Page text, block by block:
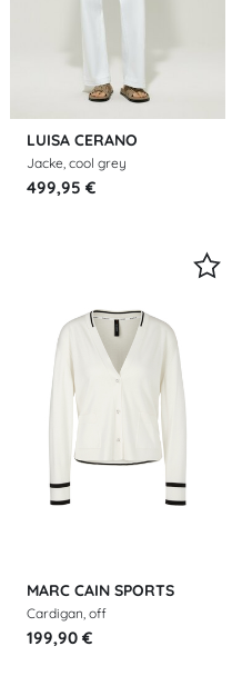
LUISA CERANO
Jacke, cool grey
499,95 €
MARC CAIN SPORTS
Cardigan, off
199,90 €